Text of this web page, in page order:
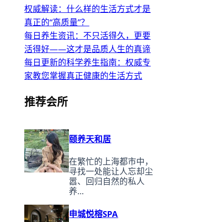
权威解读：什么样的生活方式才是
真正的“高质量”？
每日养生资讯：不只活得久，更要
活得好——这才是品质人生的真谛
每日更新的科学养生指南：权威专
家教您掌握真正健康的生活方式
推荐会所
颐养天和居
在繁忙的上海都市中，
寻找一处能让人忘却尘
嚣、回归自然的私人
养…
申城悦榕SPA